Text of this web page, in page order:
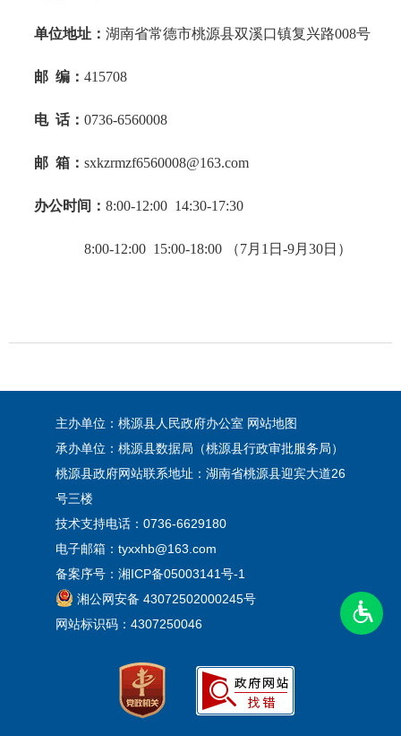
单位地址： 湖南省常德市桃源县双溪口镇复兴路008号
邮 编： 415708
电话： 0736-6560008
邮 箱： sxkzrmzf6560008@163.com
办公时间： 8:00-12:00 14:30-17:30
8:00-12:00 15:00-18:00 （7月1日-9月30日）
主办单位：桃源县人民政府办公室 网站地图
承办单位：桃源县数据局（桃源县行政审批服务局）
桃源县政府网站联系地址：湖南省桃源县迎宾大道26
号三楼
技术支持电话：0736-6629180
电子邮箱：tyxxhb@163.com
备案序号： 湘ICP备05003141号-1
湘公网安备 43072502000245号
网站标识码：4307250046